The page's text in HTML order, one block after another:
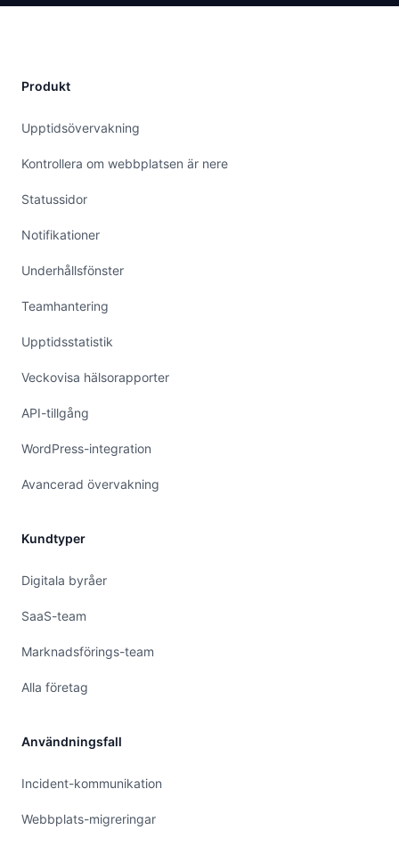
Produkt
Upptidsövervakning
Kontrollera om webbplatsen är nere
Statussidor
Notifikationer
Underhållsfönster
Teamhantering
Upptidsstatistik
Veckovisa hälsorapporter
API-tillgång
WordPress-integration
Avancerad övervakning
Kundtyper
Digitala byråer
SaaS-team
Marknadsförings-team
Alla företag
Användningsfall
Incident-kommunikation
Webbplats-migreringar